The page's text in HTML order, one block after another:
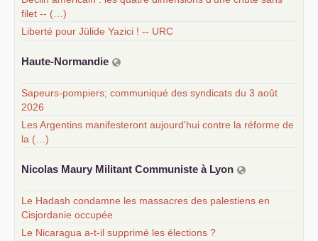
filet -- (…)
Liberté pour Jülide Yazici ! -- URC
Haute-Normandie
Sapeurs-pompiers; communiqué des syndicats du 3 août
2026
Les Argentins manifesteront aujourd'hui contre la réforme de
la (…)
Nicolas Maury Militant Communiste à Lyon
Le Hadash condamne les massacres des palestiens en
Cisjordanie occupée
Le Nicaragua a-t-il supprimé les élections ?